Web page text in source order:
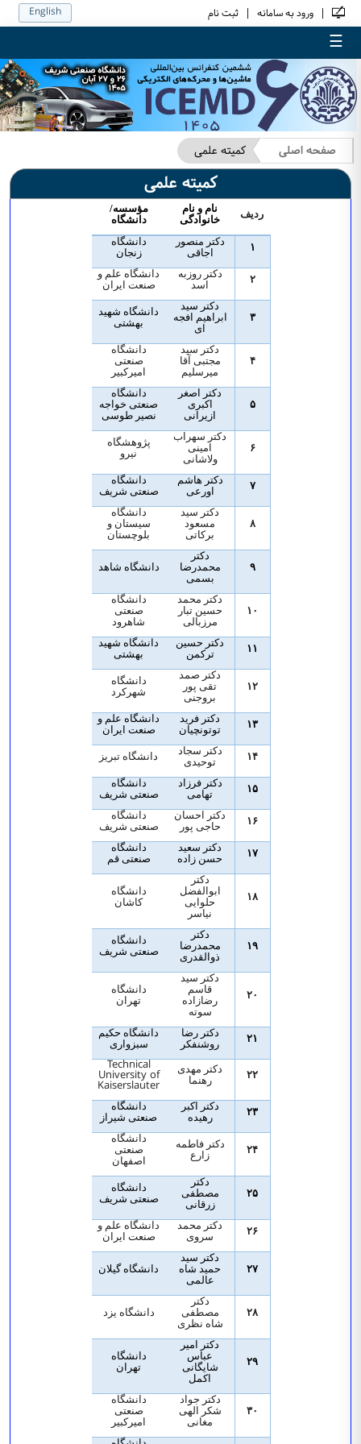
| ورود به سامانه | ثبت نام English
☰
صفحه اصلی کمیته علمی
کمیته علمی
ردیف
نام و نام
خانوادگی
مؤسسه/
دانشگاه
۱
دکتر منصور
اجاقی
دانشگاه
زنجان
۲
دکتر روزبه
اسد
دانشگاه علم و
صنعت ایران
۳
دکتر سید
ابراهیم افجه
ای
دانشگاه شهید
بهشتی
۴
دکتر سید
مجتبی آقا
میرسلیم
دانشگاه
صنعتی
امیرکبیر
۵
دکتر اصغر
اکبری
ازیرانی
دانشگاه
صنعتی خواجه
نصیر طوسی
۶
دکتر سهراب
امینی
ولاشانی
پژوهشگاه
نیرو
۷
دکتر هاشم
اورعی
دانشگاه
صنعتی شریف
۸
دکتر سید
مسعود
برکاتی
دانشگاه
سیستان و
بلوچستان
۹
دکتر
محمدرضا
بسمی
دانشگاه شاهد
۱۰
دکتر محمد
حسین تبار
مرزبالی
دانشگاه
صنعتی
شاهرود
۱۱
دکتر حسین
ترکمن
دانشگاه شهید
بهشتی
۱۲
دکتر صمد
تقی پور
بروجنی
دانشگاه
شهرکرد
۱۳
دکتر فرید
توتونچیان
دانشگاه علم و
صنعت ایران
۱۴
دکتر سجاد
توحیدی
دانشگاه تبریز
۱۵
دکتر فرزاد
تهامی
دانشگاه
صنعتی شریف
۱۶
دکتر احسان
حاجی پور
دانشگاه
صنعتی شریف
۱۷
دکتر سعید
حسن زاده
دانشگاه
صنعتی قم
۱۸
دکتر
ابوالفضل
حلوایی
نیاسر
دانشگاه
کاشان
۱۹
دکتر
محمدرضا
ذوالقدری
دانشگاه
صنعتی شریف
۲۰
دکتر سید
قاسم
رضازاده
سوته
دانشگاه
تهران
۲۱
دکتر رضا
روشنفکر
دانشگاه حکیم
سبزواری
۲۲
دکتر مهدی
رهنما
Technical
University of
Kaiserslauter
۲۳
دکتر اکبر
رهیده
دانشگاه
صنعتی شیراز
۲۴
دکتر فاطمه
زارع
دانشگاه
صنعتی
اصفهان
۲۵
دکتر
مصطفی
زرقانی
دانشگاه
صنعتی شریف
۲۶
دکتر محمد
سروی
دانشگاه علم و
صنعت ایران
۲۷
دکتر سید
حمید شاه
عالمی
دانشگاه گیلان
۲۸
دکتر
مصطفی
شاه نظری
دانشگاه یزد
۲۹
دکتر امیر
عباس
شایگانی
اکمل
دانشگاه
تهران
۳۰
دکتر جواد
شکر الهی
مغانی
دانشگاه
صنعتی
امیرکبیر